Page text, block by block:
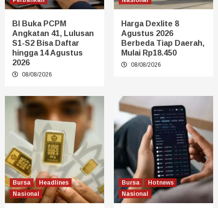
BI Buka PCPM
Angkatan 41, Lulusan
S1-S2 Bisa Daftar
hingga 14 Agustus
2026
08/08/2026
Harga Dexlite 8
Agustus 2026
Berbeda Tiap Daerah,
Mulai Rp18.450
08/08/2026
Bursa
Headlines
Nasional
Bursa
Hotnews
Nasional